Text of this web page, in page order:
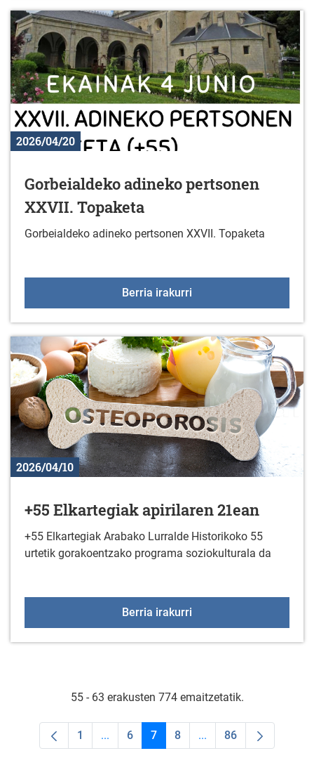
2026/04/20
Gorbeialdeko adineko pertsonen
XXVII. Topaketa
Gorbeialdeko adineko pertsonen XXVII. Topaketa
Berria irakurri
2026/04/10
+55 Elkartegiak apirilaren 21ean
+55 Elkartegiak Arabako Lurralde Historikoko 55
urtetik gorakoentzako programa soziokulturala da
Berria irakurri
55 - 63 erakusten 774 emaitzetatik.
Orrialdea
1 ...Intermediate Pages Use TAB to navigate.
Orrialdea
6 Orrialdea
7 Orrialdea
8 ...Intermediate Pages
Orrialdea
86